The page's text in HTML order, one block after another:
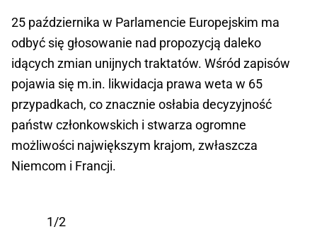
25 października w Parlamencie Europejskim ma
odbyć się głosowanie nad propozycją daleko
idących zmian unijnych traktatów. Wśród zapisów
pojawia się m.in. likwidacja prawa weta w 65
przypadkach, co znacznie osłabia decyzyjność
państw członkowskich i stwarza ogromne
możliwości największym krajom, zwłaszcza
Niemcom i Francji.
1/2